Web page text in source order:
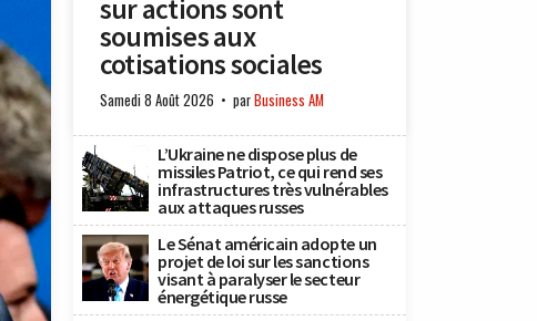
sur actions sont
soumises aux
cotisations sociales
Samedi 8 Août 2026 parBusiness AM
L’Ukraine ne dispose plus de
missiles Patriot, ce qui rend ses
infrastructures très vulnérables
aux attaques russes
Le Sénat américain adopte un
projet de loi sur les sanctions
visant à paralyser le secteur
énergétique russe